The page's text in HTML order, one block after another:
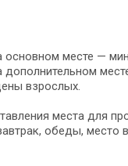
месте —
дополнительном
взрослых.
места для
обеды, место